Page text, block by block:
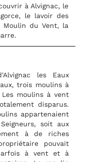
à Alvignac, le
le lavoir des
Moulin du Vent, la
les Eaux
trois moulins à
moulins à vent
disparus.
appartenaient
soit aux
à de riches
pouvait
à vent et à